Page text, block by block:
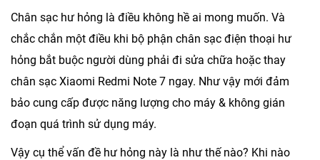
Chân sạc hư hỏng là điều không hề ai mong muốn. Và
chắc chắn một điều khi bộ phận chân sạc điện thoại hư
hỏng bắt buộc người dùng phải đi sửa chữa hoặc thay
chân sạc Xiaomi Redmi Note 7 ngay. Như vậy mới đảm
bảo cung cấp được năng lượng cho máy & không gián
đoạn quá trình sử dụng máy.
Vậy cụ thể vấn đề hư hỏng này là như thế nào? Khi nào